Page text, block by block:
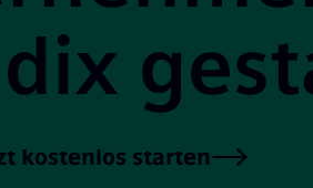
kostenlos starten